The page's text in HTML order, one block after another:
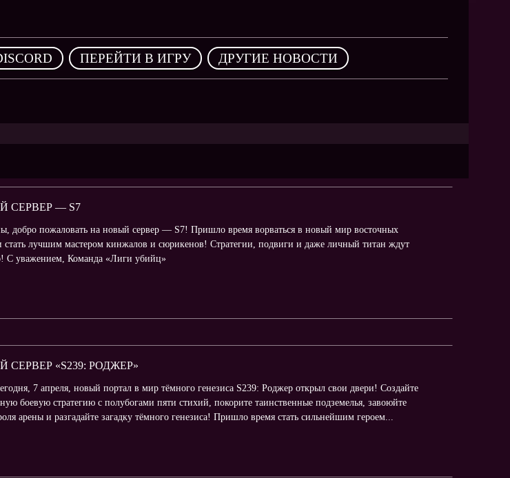
ХИТ
, ПЕРЕЙТИ В ИГРУ , ДРУГИЕ НОВОСТИ
СЕРВЕР — S7
добро пожаловать на новый сервер — S7! Пришло время ворваться в новый мир восточных
стать лучшим мастером кинжалов и сюрикенов! Стратегии, подвиги и даже личный титан ждут
С уважением, Команда «Лиги убийц»
СЕРВЕР «S239: РОДЖЕР»
7 апреля, новый портал в мир тёмного генезиса S239: Роджер открыл свои двери! Создайте
боевую стратегию с полубогами пяти стихий, покорите таинственные подземелья, завоюйте
арены и разгадайте загадку тёмного генезиса! Пришло время стать сильнейшим героем...